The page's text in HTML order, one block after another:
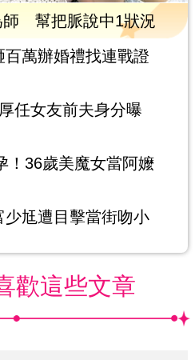
師 幫把脈說中1狀況
萬辦婚禮找連戰證
任女友前夫身分曝
！36歲美魔女當阿嬤
尪遭目擊當街吻小
歡這些文章